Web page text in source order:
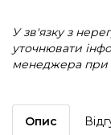
У зв'язку з
уточнювати
менеджера при
Опис